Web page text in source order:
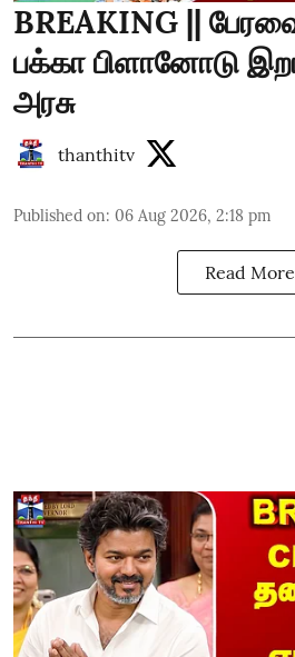
BREAKING ||
பக்கா பிளானோடு
அரசு
thanthitv
Published on: 06 Aug 2026, 2:18 pm
Read More